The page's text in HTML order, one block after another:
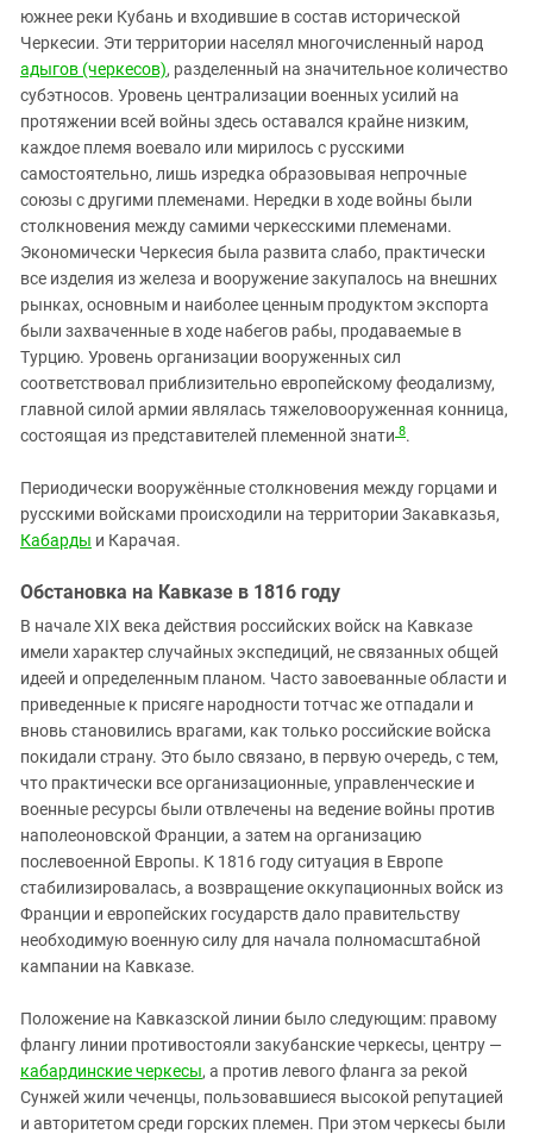
южнее реки Кубань и входившие в состав исторической
Черкесии. Эти территории населял многочисленный народ
адыгов (черкесов), разделенный на значительное количество
субэтносов. Уровень централизации военных усилий на
протяжении всей войны здесь оставался крайне низким,
каждое племя воевало или мирилось с русскими
самостоятельно, лишь изредка образовывая непрочные
союзы с другими племенами. Нередки в ходе войны были
столкновения между самими черкесскими племенами.
Экономически Черкесия была развита слабо, практически
все изделия из железа и вооружение закупалось на внешних
рынках, основным и наиболее ценным продуктом экспорта
были захваченные в ходе набегов рабы, продаваемые в
Турцию. Уровень организации вооруженных сил
соответствовал приблизительно европейскому феодализму,
главной силой армии являлась тяжеловооруженная конница,
состоящая из представителей племенной знати 8.
Периодически вооружённые столкновения между горцами и
русскими войсками происходили на территории Закавказья,
Кабарды и Карачая.
Обстановка на Кавказе в 1816 году
В начале XIX века действия российских войск на Кавказе
имели характер случайных экспедиций, не связанных общей
идеей и определенным планом. Часто завоеванные области и
приведенные к присяге народности тотчас же отпадали и
вновь становились врагами, как только российские войска
покидали страну. Это было связано, в первую очередь, с тем,
что практически все организационные, управленческие и
военные ресурсы были отвлечены на ведение войны против
наполеоновской Франции, а затем на организацию
послевоенной Европы. К 1816 году ситуация в Европе
стабилизировалась, а возвращение оккупационных войск из
Франции и европейских государств дало правительству
необходимую военную силу для начала полномасштабной
кампании на Кавказе.
Положение на Кавказской линии было следующим: правому
флангу линии противостояли закубанские черкесы, центру —
кабардинские черкесы, а против левого фланга за рекой
Сунжей жили чеченцы, пользовавшиеся высокой репутацией
и авторитетом среди горских племен. При этом черкесы были